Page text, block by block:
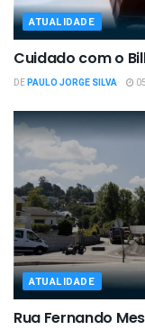
ATUALIDADE
Cuidado com o
DEPAULO JORGE SILVA
ATUALIDADE
Rua Fernando